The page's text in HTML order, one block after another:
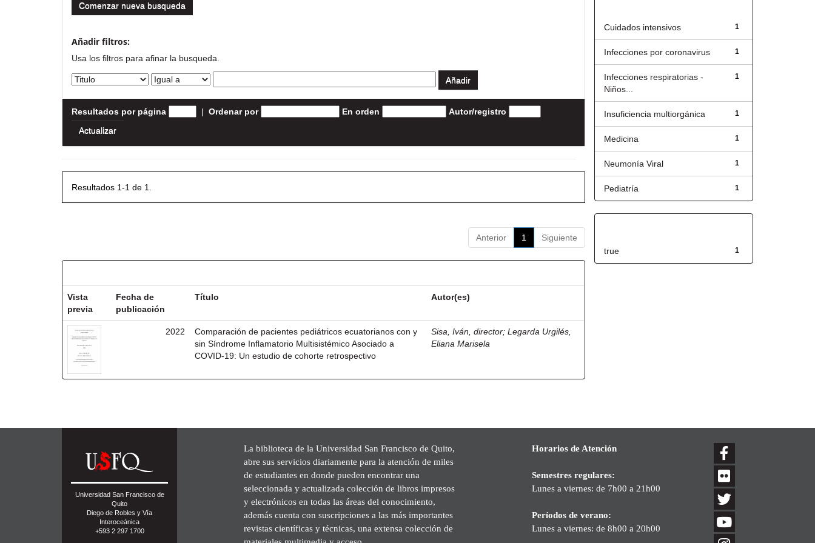
Comenzar nueva busqueda
Añadir filtros:
Usa los filtros para afinar la busqueda.
Resultados por página | Ordenar por En orden Autor/registro
Resultados 1-1 de 1.
Anterior 1 Siguiente
Vista
previa
Fecha de
publicación
Título Autor(es)
2022
Comparación de pacientes pediátricos ecuatorianos con y
sin Síndrome Inflamatorio Multisistémico Asociado a
COVID-19: Un estudio de cohorte retrospectivo
Sisa, Iván, director;Legarda Urgilés,
Eliana Marisela
1
Cuidados intensivos
1
Infecciones por coronavirus
1
Infecciones respiratorias -
Niños...
1
Insuficiencia multiorgánica
1
Medicina
1
Neumonía Viral
1
Pediatría
1
true
Universidad San Francisco de
Quito
Diego de Robles y Vía
Interoceánica
+593 2 297 1700
La biblioteca de la Universidad San Francisco de Quito,
abre sus servicios diariamente para la atención de miles
de estudiantes en donde pueden encontrar una
seleccionada y actualizada colección de libros impresos
y electrónicos en todas las áreas del conocimiento,
además cuenta con suscripciones a las más importantes
revistas científicas y técnicas, una extensa colección de
Horarios de Atención
Semestres regulares:
Lunes a viernes: de 7h00 a 21h00
Períodos de verano:
Lunes a viernes: de 8h00 a 20h00